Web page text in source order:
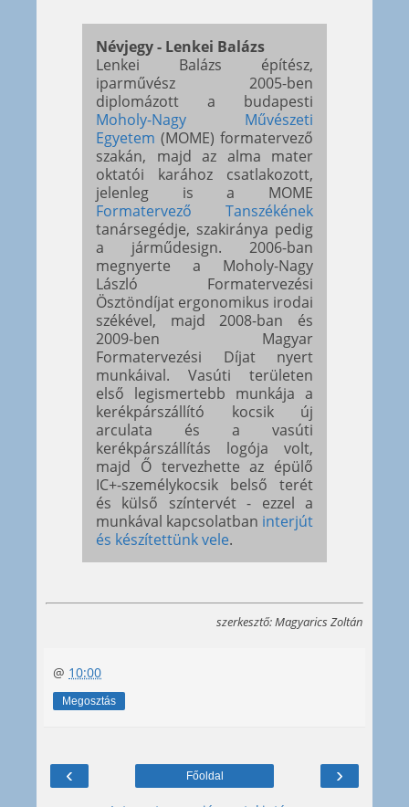
Névjegy - Lenkei Balázs
Lenkei Balázs építész,
iparművész 2005-ben
diplomázott a budapesti
Moholy-Nagy Művészeti
Egyetem (MOME) formatervező
szakán, majd az alma mater
oktatói karához csatlakozott,
jelenleg is a MOME
Formatervező Tanszékének
tanársegédje, szakiránya pedig
a járműdesign. 2006-ban
megnyerte a Moholy-Nagy
László Formatervezési
Ösztöndíjat ergonomikus irodai
székével, majd 2008-ban és
2009-ben Magyar
Formatervezési Díjat nyert
munkáival. Vasúti területen
első legismertebb munkája a
kerékpárszállító kocsik új
arculata és a vasúti
kerékpárszállítás logója volt,
majd Ő tervezhette az épülő
IC+-személykocsik belső terét
és külső színtervét - ezzel a
munkával kapcsolatban interjút
és készítettünk vele.
szerkesztő: Magyarics Zoltán
@ 10:00
Megosztás
‹ ›
Főoldal